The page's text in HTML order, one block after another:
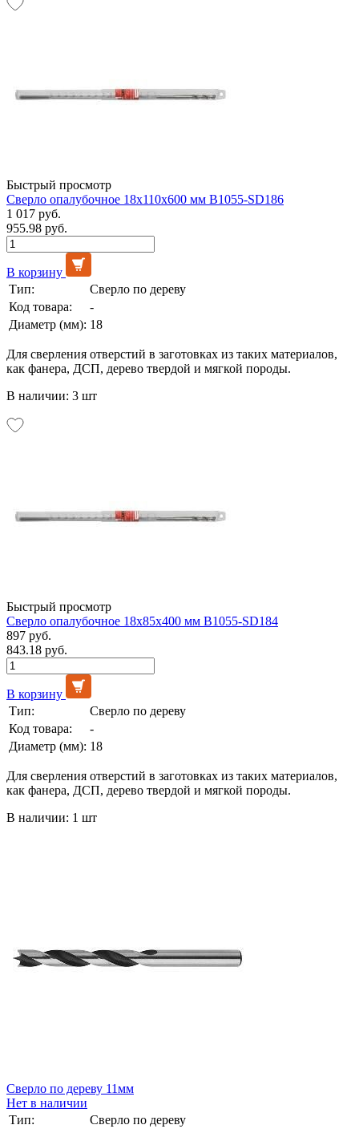
Быстрый просмотр
Сверло опалубочное 18х110х600 мм B1055-SD186
1 017 руб.
955.98 руб.
В корзину
Тип:
Сверло по дереву
Код товара:
-
Диаметр (мм): 18
Для сверления отверстий в заготовках из таких материалов,
как фанера, ДСП, дерево твердой и мягкой породы.
В наличии: 3 шт
Быстрый просмотр
Сверло опалубочное 18х85х400 мм B1055-SD184
897 руб.
843.18 руб.
В корзину
Тип:
Сверло по дереву
Код товара:
-
Диаметр (мм): 18
Для сверления отверстий в заготовках из таких материалов,
как фанера, ДСП, дерево твердой и мягкой породы.
В наличии: 1 шт
Сверло по дереву 11мм
Нет в наличии
Тип:
Сверло по дереву